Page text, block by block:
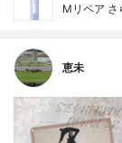
Mリペア さ
恵未